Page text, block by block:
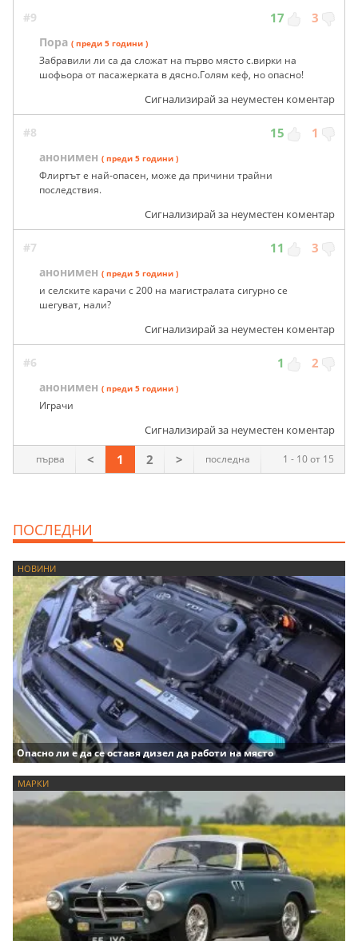
#9 17 3
Пора ( преди 5 години )
Забравили ли са да сложат на първо място с.вирки на
шофьора от пасажерката в дясно.Голям кеф, но опасно!
Сигнализирай за неуместен коментар
#8 15 1
анонимен ( преди 5 години )
Флиртът е най-опасен, може да причини трайни
последствия.
Сигнализирай за неуместен коментар
#7 11 3
анонимен ( преди 5 години )
и селските карачи с 200 на магистралата сигурно се
шегуват, нали?
Сигнализирай за неуместен коментар
#6 1 2
анонимен ( преди 5 години )
Играчи
Сигнализирай за неуместен коментар
1 - 10 от 15
първа < 1 2 > последна
ПОСЛЕДНИ
НОВИНИ
Опасно ли е да се оставя дизел да работи на място
МАРКИ